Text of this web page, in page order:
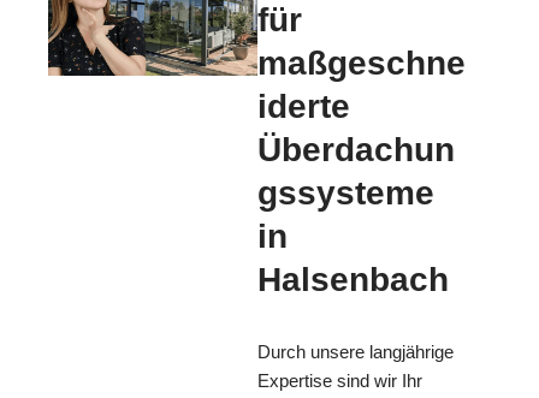
für
maßgeschne
iderte
Überdachun
gssysteme
in
Halsenbach
Durch unsere langjährige
Expertise sind wir Ihr